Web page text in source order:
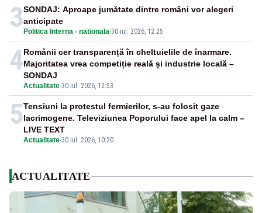
3 Politica Interna - nationala-30 iul. 2026, 12:25
SONDAJ: Aproape jumătate dintre români vor alegeri
anticipate
4
Actualitate-30 iul. 2026, 12:53
Românii cer transparență în cheltuielile de înarmare.
Majoritatea vrea competiție reală și industrie locală –
SONDAJ
5
Actualitate-30 iul. 2026, 10:20
Tensiuni la protestul fermierilor, s-au folosit gaze
lacrimogene. Televiziunea Poporului face apel la calm –
LIVE TEXT
ACTUALITATE